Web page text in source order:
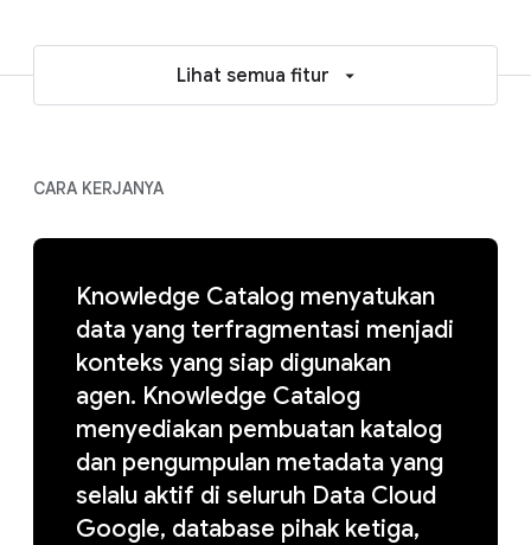
Lihat semua fitur
CARA KERJANYA
Knowledge Catalog menyatukan
data yang terfragmentasi menjadi
konteks yang siap digunakan
agen. Knowledge Catalog
menyediakan pembuatan katalog
dan pengumpulan metadata yang
selalu aktif di seluruh Data Cloud
Google, database pihak ketiga,